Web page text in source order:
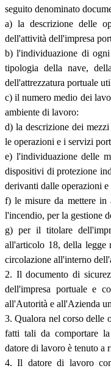
seguito denominato
a) la descrizione delle
dell'attività dell'impresa
b) l'individuazione di
tipologia della nave,
dell'attrezzatura portuale
c) il numero medio dei
ambiente di lavoro:
d) la descrizione dei
le operazioni e i servizi
e) l'individuazione delle
dispositivi di protezione
derivanti dalle operazioni
f) le misure da mettere in
l'incendio, per la gestione
g) per il titolare
all'articolo 18, della legge
circolazione all'interno
2. Il documento di
dell'impresa portuale e
all'Autorità e all'Azienda
3. Qualora nel corso delle
fatti tali da comportare la
datore di lavoro è tenuto a
4. Il datore di lavoro